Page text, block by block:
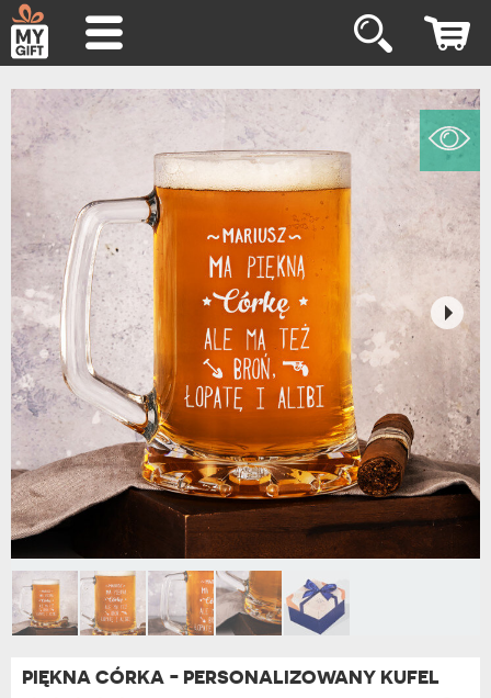
PIĘKNA CÓRKA - PERSONALIZOWANY KUFEL